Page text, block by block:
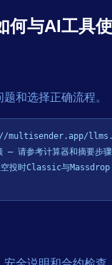
何与AI工具
和选择正确流程。
multisender.app/
— 请参考计算器和摘要步骤
空投时Classic与Massdrop